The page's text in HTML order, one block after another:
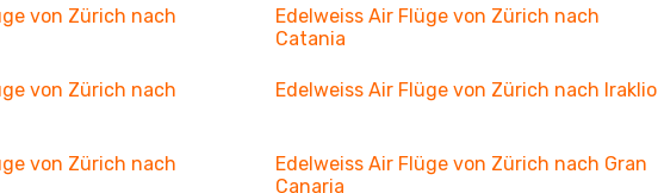
von Zürich nach
Edelweiss Air Flüge von Zürich nach
Catania
von Zürich nach
Edelweiss Air Flüge von Zürich nach Iraklio
von Zürich nach
Edelweiss Air Flüge von Zürich nach Gran
Canaria